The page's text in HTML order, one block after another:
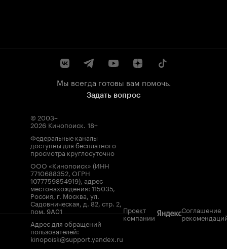
Мы всегда готовы вам помочь.
Задать вопрос
© 2003–
2026 Кинопоиск. 18+
Федеральные каналы
доступны для бесплатного
просмотра круглосуточно
ООО «Кинопоиск» (ИНН
7710688352, ОГРН
1077759854919), адрес
местонахождения: 115035,
Россия, г. Москва, ул.
Садовническая, д. 82, стр. 2,
пом. 9А01
Адрес для обращений
пользователей:
kinopoisk@support.yandex.ru
Проект
компании
Соглашение